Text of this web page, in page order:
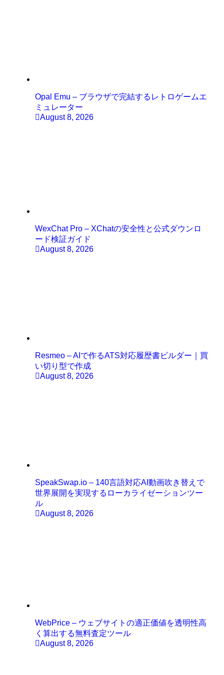
Opal Emu – ブラウザで完結するレトロゲームエ
ミュレーター
August 8, 2026
WexChat Pro – XChatの安全性と公式ダウンロ
ード検証ガイド
August 8, 2026
Resmeo – AIで作るATS対応履歴書ビルダー｜買
い切り型で作成
August 8, 2026
SpeakSwap.io – 140言語対応AI動画吹き替えで
世界展開を実現するローカライゼーションツー
ル
August 8, 2026
WebPrice – ウェブサイトの適正価値を透明性高
く算出する無料査定ツール
August 8, 2026